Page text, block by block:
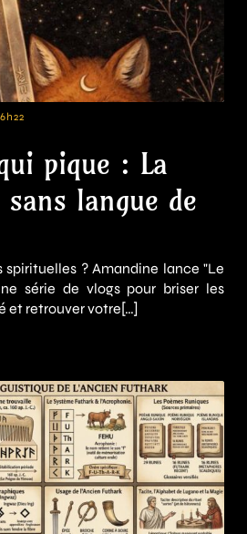
pique : La
langue de
spirituelles ? Amandine lance "Le
série de vlogs pour briser les
et retrouver votre[…]